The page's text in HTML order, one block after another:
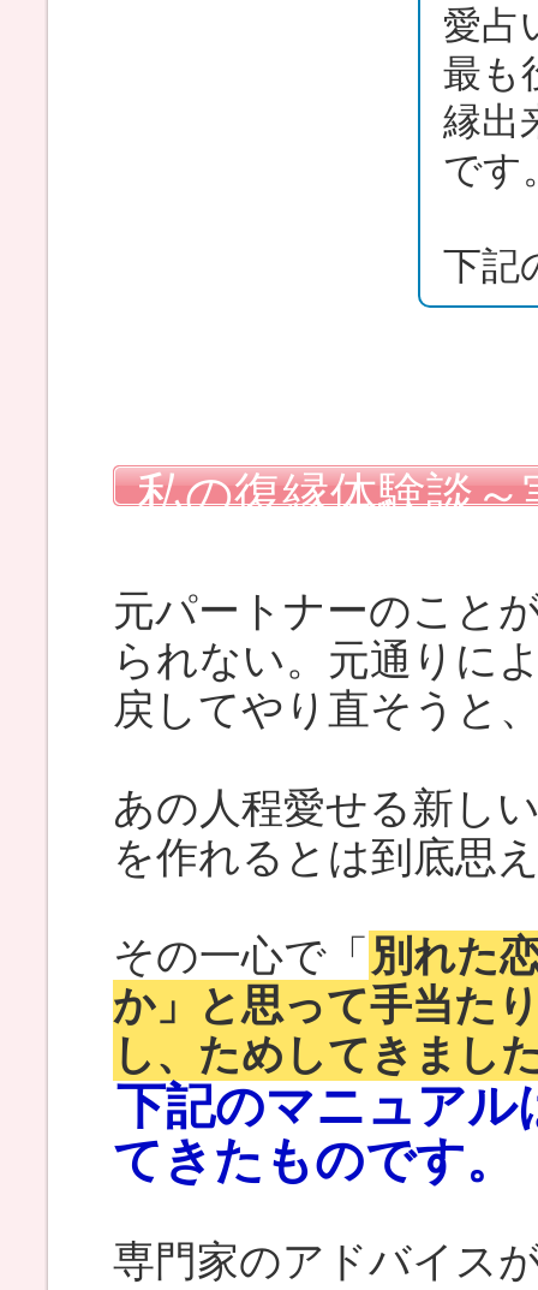
愛占
最も
縁出
です
下記
私の復縁体験談
元パートナーのこと
られない。元通りに
戻してやり直そうと
あの人程愛せる新し
を作れるとは到底思
その一心で「 別れた
か」と思って手当た
し、ためしてきまし
下記のマニュアル
てきたものです。
専門家のアドバイス